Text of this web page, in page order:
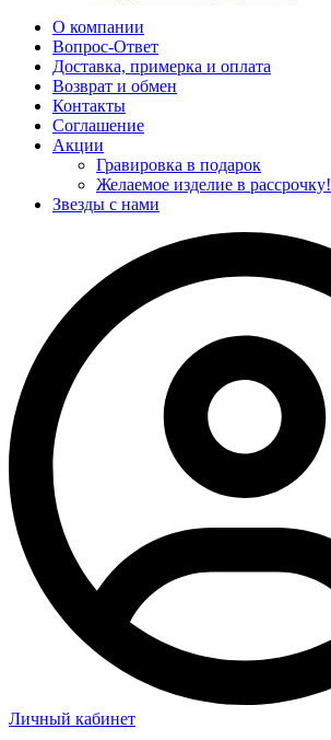
О компании
Вопрос-Ответ
Доставка, примерка и оплата
Возврат и обмен
Контакты
Соглашение
Акции
Гравировка в подарок
Желаемое изделие в рассрочку!
Звезды с нами
Личный кабинет